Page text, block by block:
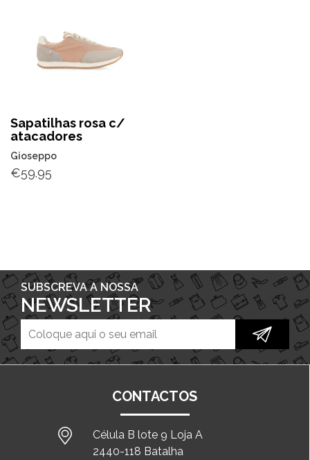
Sapatilhas rosa c/
atacadores
Gioseppo
€59.95
SUBSCREVA A NOSSA
NEWSLETTER
CONTACTOS
Célula B lote 9 Loja A
2440-118 Batalha